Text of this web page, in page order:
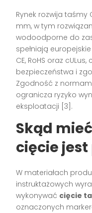
Rynek rozwija taśmy
mm, w tym
wodoodporne do
spełniają
CE, RoHS oraz
bezpieczeństwa i
Zgodność z
ogranicza ryzyko
eksploatacji [3].
Skąd
cięcie
W materiałach
instruktażowych
wykonywać cięcie
oznaczonych